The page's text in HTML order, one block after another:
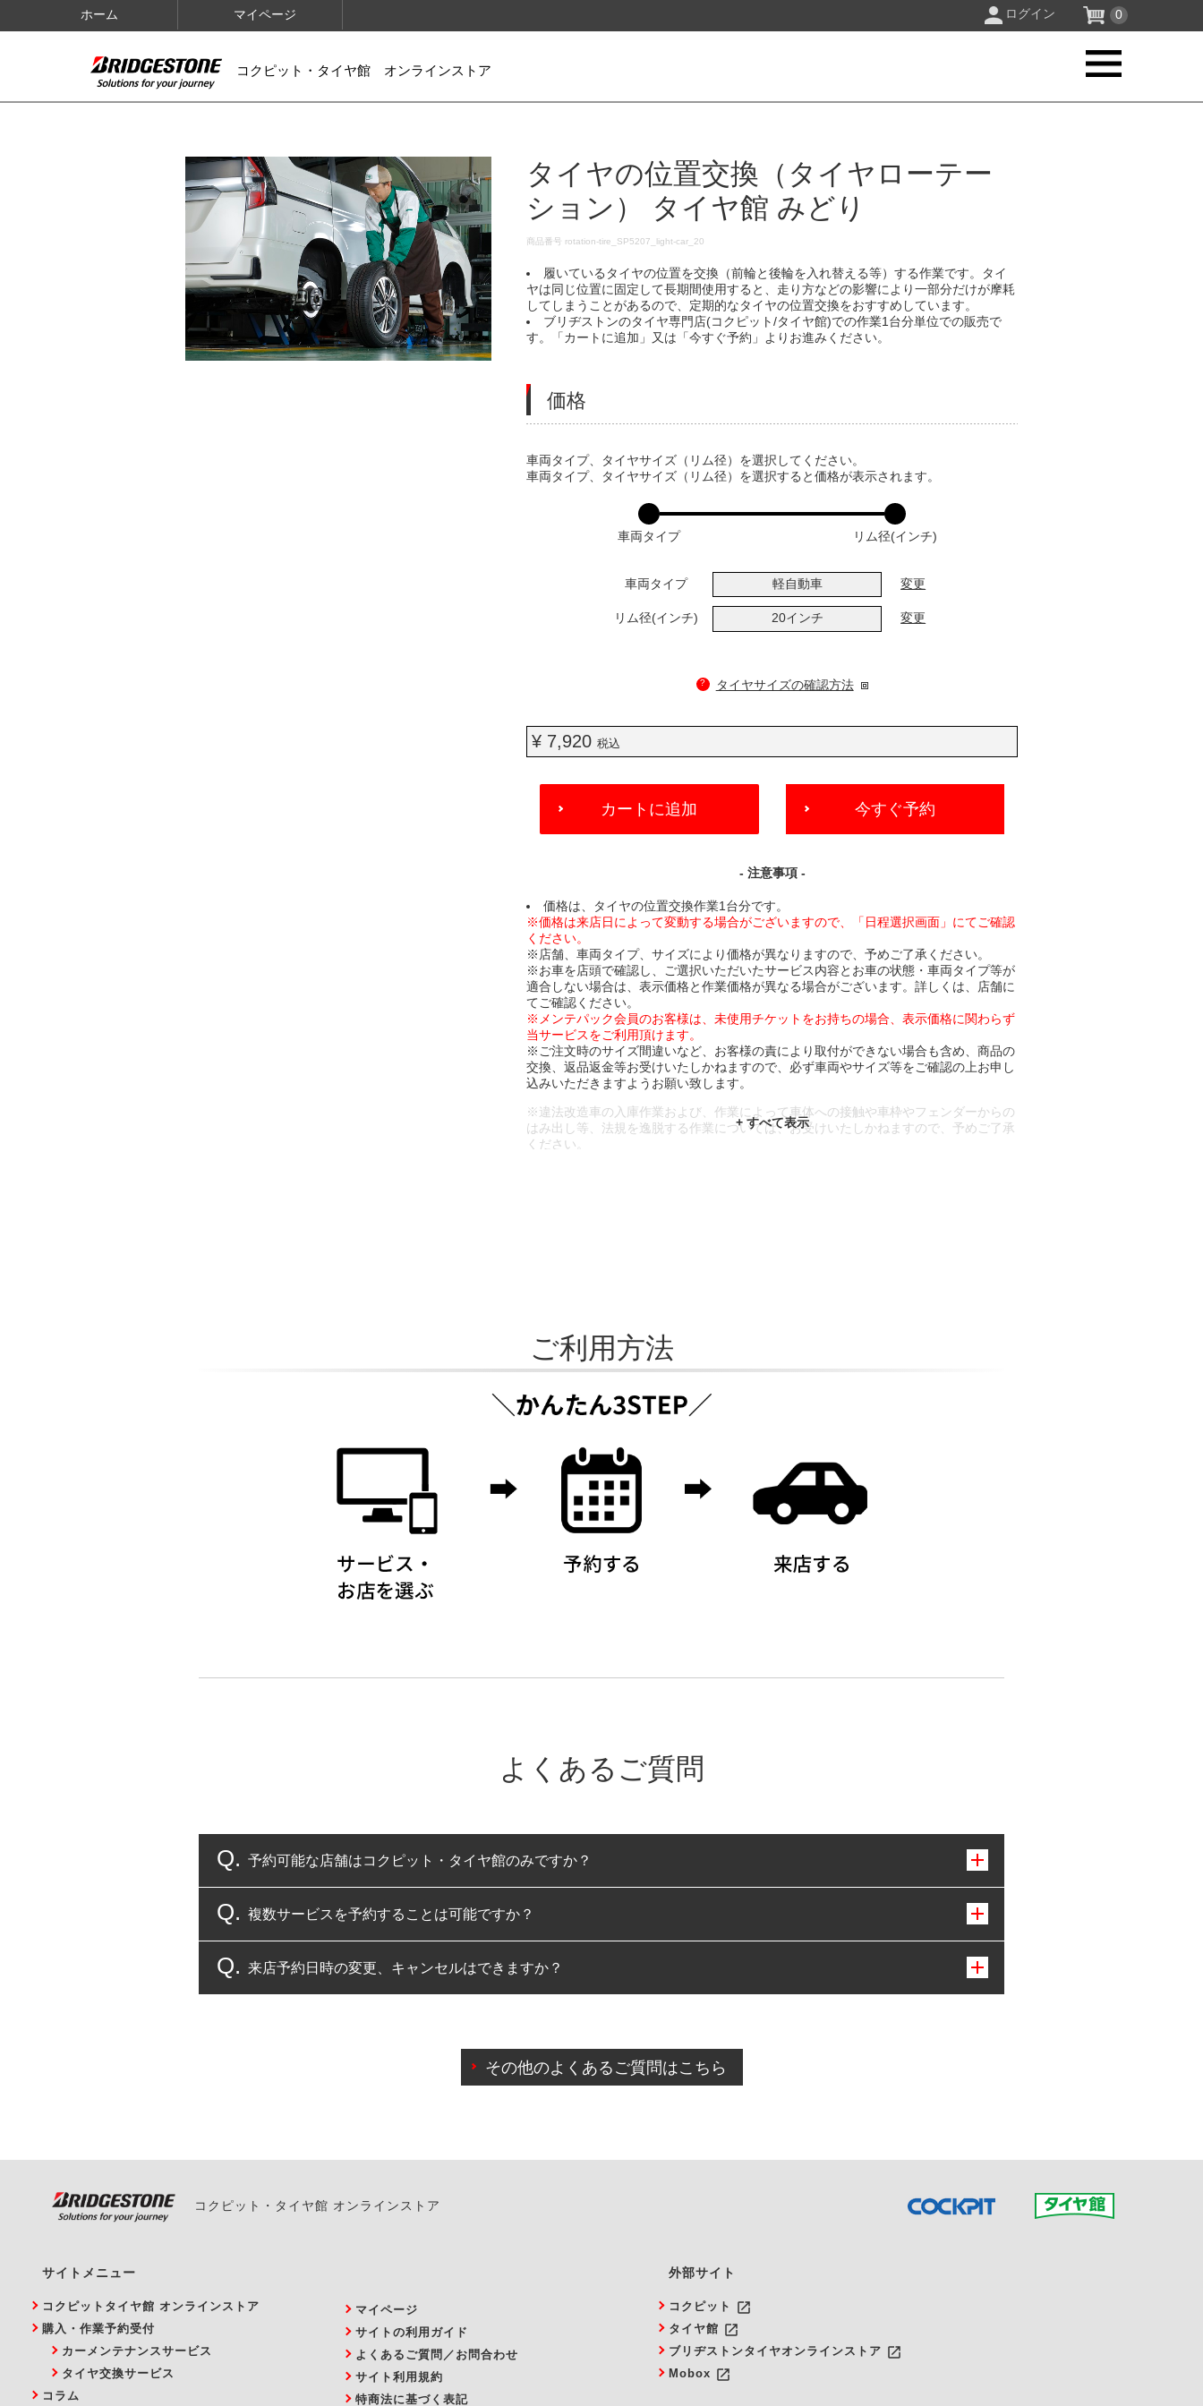
ホーム マイページ ログイン 0
コクピット・タイヤ館 オンラインストア
IMAGES
タイヤの位置交換（タイヤローテー
ション） タイヤ館 みどり
DETAILS
商品番号 rotation-tire_SP5207_light-car_20
履いているタイヤの位置を交換（前輪と後輪を入れ替える等）する作業です。タイ
ヤは同じ位置に固定して長期間使用すると、走り方などの影響により一部分だけが摩耗
してしまうことがあるので、定期的なタイヤの位置交換をおすすめしています。
ブリヂストンのタイヤ専門店(コクピット/タイヤ館)での作業1台分単位での販売で
す。「カートに追加」又は「今すぐ予約」よりお進みください。
価格
VARIATIONS
車両タイプ、タイヤサイズ（リム径）を選択してください。
車両タイプ、タイヤサイズ（リム径）を選択すると価格が表示されます。
車両タイプ リム径(インチ)
車両タイプ 軽自動車 変更
リム径(インチ) 20インチ 変更
? タイヤサイズの確認方法
¥ 7,920税込
ADD
CART
カートに追加 今すぐ予約
- 注意事項 -
価格は、タイヤの位置交換作業1台分です。
※価格は来店日によって変動する場合がございますので、「日程選択画面」にてご確認
ください。
※店舗、車両タイプ、サイズにより価格が異なりますので、予めご了承ください。
※お車を店頭で確認し、ご選択いただいたサービス内容とお車の状態・車両タイプ等が
適合しない場合は、表示価格と作業価格が異なる場合がございます。詳しくは、店舗に
てご確認ください。
※メンテパック会員のお客様は、未使用チケットをお持ちの場合、表示価格に関わらず
当サービスをご利用頂けます。
※ご注文時のサイズ間違いなど、お客様の責により取付ができない場合も含め、商品の
交換、返品返金等お受けいたしかねますので、必ず車両やサイズ等をご確認の上お申し
込みいただきますようお願い致します。
※違法改造車の入庫作業および、作業によって車体への接触や車枠やフェンダーからの
はみ出し等、法規を逸脱する作業については、お受けいたしかねますので、予めご了承
ください。
ご利用方法
よくあるご質問
予約可能な店舗はコクピット・タイヤ館のみですか？
コクピット・タイヤ館のみとなります。
複数サービスを予約することは可能ですか？
複数サービスのご予約は可能です。
来店予約日時の変更、キャンセルはできますか？
また、やむを得ない事由によりご予約のキャンセルをご希望の際は、直接ご予約いただいた店舗へご連絡くださ
その他のよくあるご質問はこちら
コクピット・タイヤ館 オンラインストア
サイトメニュー
コクピットタイヤ館 オンラインストア
購入・作業予約受付
カーメンテナンスサービス
タイヤ交換サービス
コラム
マイページ
サイトの利用ガイド
よくあるご質問／お問合わせ
サイト利用規約
特商法に基づく表記
外部サイト
コクピット launch
タイヤ館 launch
ブリヂストンタイヤオンラインストア launch
Mobox launch